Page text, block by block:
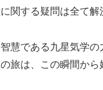
関する疑問は全て解
慧である九星気学
旅は、この瞬間から